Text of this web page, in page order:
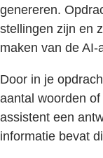
genereren.
stellingen zijn en
maken van de AI-
Door in je
aantal woorden
assistent een
informatie bevat